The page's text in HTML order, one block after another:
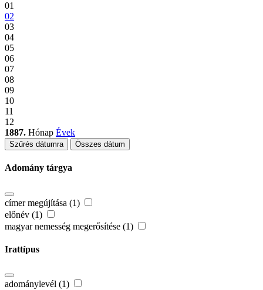
01
02
03
04
05
06
07
08
09
10
11
12
1887. Hónap Évek
Szűrés dátumra Összes dátum
Adomány tárgya
címer megújítása (1)
előnév (1)
magyar nemesség megerősítése (1)
Irattípus
adománylevél (1)